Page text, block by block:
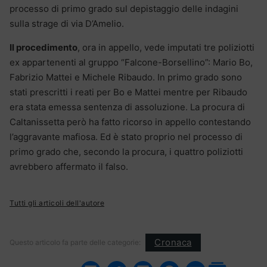
processo di primo grado sul depistaggio delle indagini
sulla strage di via D’Amelio.
Il procedimento, ora in appello, vede imputati tre poliziotti
ex appartenenti al gruppo “Falcone-Borsellino”: Mario Bo,
Fabrizio Mattei e Michele Ribaudo. In primo grado sono
stati prescritti i reati per Bo e Mattei mentre per Ribaudo
era stata emessa sentenza di assoluzione. La procura di
Caltanissetta però ha fatto ricorso in appello contestando
l’aggravante mafiosa. Ed è stato proprio nel processo di
primo grado che, secondo la procura, i quattro poliziotti
avrebbero affermato il falso.
Tutti gli articoli dell'autore
Questo articolo fa parte delle categorie: Cronaca